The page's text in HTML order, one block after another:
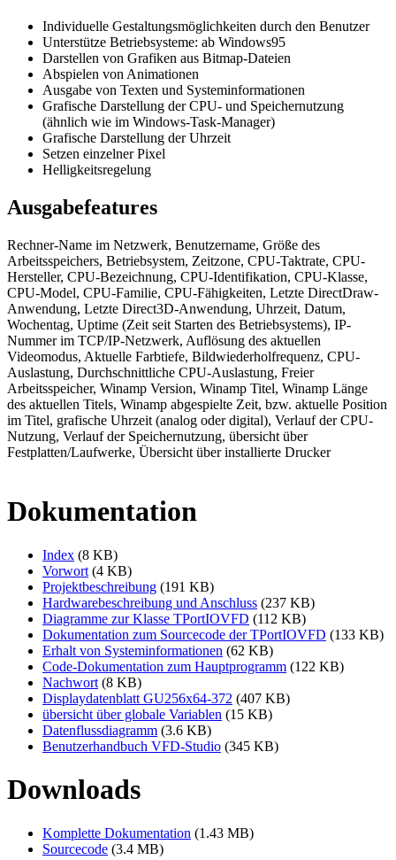
Individuelle Gestaltungsmöglichkeiten durch den Benutzer
Unterstütze Betriebsysteme: ab Windows95
Darstellen von Grafiken aus Bitmap-Dateien
Abspielen von Animationen
Ausgabe von Texten und Systeminformationen
Grafische Darstellung der CPU- und Speichernutzung
(ähnlich wie im Windows-Task-Manager)
Grafische Darstellung der Uhrzeit
Setzen einzelner Pixel
Helligkeitsregelung
Ausgabefeatures
Rechner-Name im Netzwerk, Benutzername, Größe des
Arbeitsspeichers, Betriebsystem, Zeitzone, CPU-Taktrate, CPU-
Hersteller, CPU-Bezeichnung, CPU-Identifikation, CPU-Klasse,
CPU-Model, CPU-Familie, CPU-Fähigkeiten, Letzte DirectDraw-
Anwendung, Letzte Direct3D-Anwendung, Uhrzeit, Datum,
Wochentag, Uptime (Zeit seit Starten des Betriebsystems), IP-
Nummer im TCP/IP-Netzwerk, Auflösung des aktuellen
Videomodus, Aktuelle Farbtiefe, Bildwiederholfrequenz, CPU-
Auslastung, Durchschnittliche CPU-Auslastung, Freier
Arbeitsspeicher, Winamp Version, Winamp Titel, Winamp Länge
des aktuellen Titels, Winamp abgespielte Zeit, bzw. aktuelle Position
im Titel, grafische Uhrzeit (analog oder digital), Verlauf der CPU-
Nutzung, Verlauf der Speichernutzung, übersicht über
Festplatten/Laufwerke, Übersicht über installierte Drucker
Dokumentation
Index (8 KB)
Vorwort (4 KB)
Projektbeschreibung (191 KB)
Hardwarebeschreibung und Anschluss (237 KB)
Diagramme zur Klasse TPortIOVFD (112 KB)
Dokumentation zum Sourcecode der TPortIOVFD (133 KB)
Erhalt von Systeminformationen (62 KB)
Code-Dokumentation zum Hauptprogramm (122 KB)
Nachwort (8 KB)
Displaydatenblatt GU256x64-372 (407 KB)
übersicht über globale Variablen (15 KB)
Datenflussdiagramm (3.6 KB)
Benutzerhandbuch VFD-Studio (345 KB)
Downloads
Komplette Dokumentation (1.43 MB)
Sourcecode (3.4 MB)